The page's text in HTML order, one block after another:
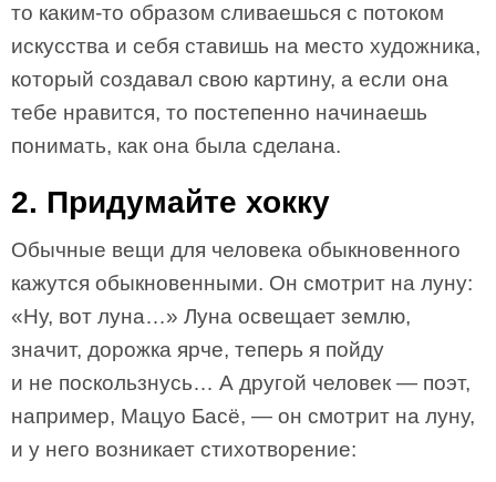
то каким-то образом сливаешься с потоком
искусства и себя ставишь на место художника,
который создавал свою картину, а если она
тебе нравится, то постепенно начинаешь
понимать, как она была сделана.
2. Придумайте хокку
Обычные вещи для человека обыкновенного
кажутся обыкновенными. Он смотрит на луну:
«Ну, вот луна…» Луна освещает землю,
значит, дорожка ярче, теперь я пойду
и не поскользнусь… А другой человек — поэт,
например, Мацуо Басё, — он смотрит на луну,
и у него возникает стихотворение: